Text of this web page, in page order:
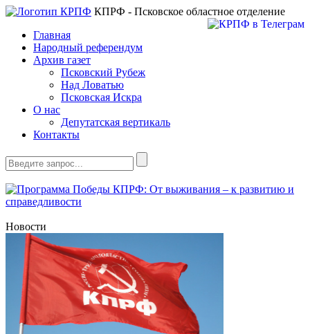
КПРФ - Псковское областное отделение
Главная
Народный референдум
Архив газет
Псковский Рубеж
Над Ловатью
Псковская Искра
О нас
Депутатская вертикаль
Контакты
Новости